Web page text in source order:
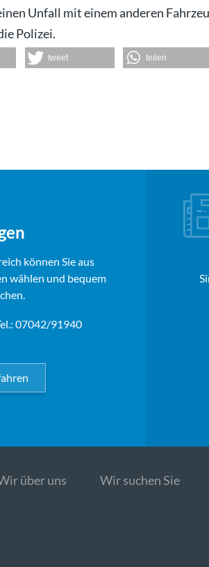
Unfall mit einem anderen
Polizei.
tweet teilen
können Sie aus
wählen und bequem
07042/91940
über uns Wir suchen Sie